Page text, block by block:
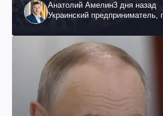
Анатолий Амелин3 дня назад
Украинский предприниматель,